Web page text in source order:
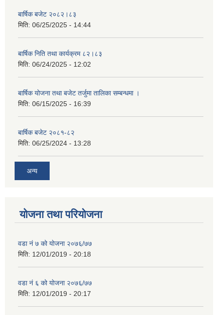
बार्षिक बजेट २०८२।८३
मिति: 06/25/2025 - 14:44
बार्षिक निति तथा कार्यक्रम ८२।८३
मिति: 06/24/2025 - 12:02
बार्षिक योजना तथा बजेट तर्जुमा तालिका सम्बन्धमा ।
मिति: 06/15/2025 - 16:39
बार्षिक बजेट २०८१-८२
मिति: 06/25/2024 - 13:28
अन्य
योजना तथा परियोजना
वडा नं ७ को योजना २०७६/७७
मिति: 12/01/2019 - 20:18
वडा नं ६ को योजना २०७६/७७
मिति: 12/01/2019 - 20:17